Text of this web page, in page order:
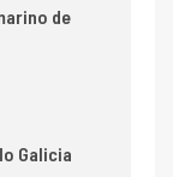
de
Galicia